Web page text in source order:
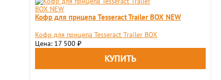
Кофр для прицепа Tesseract Trailer BOX NEW
Кофр для прицепа Tesseract Trailer BOX
Цена: 17 500 ₽